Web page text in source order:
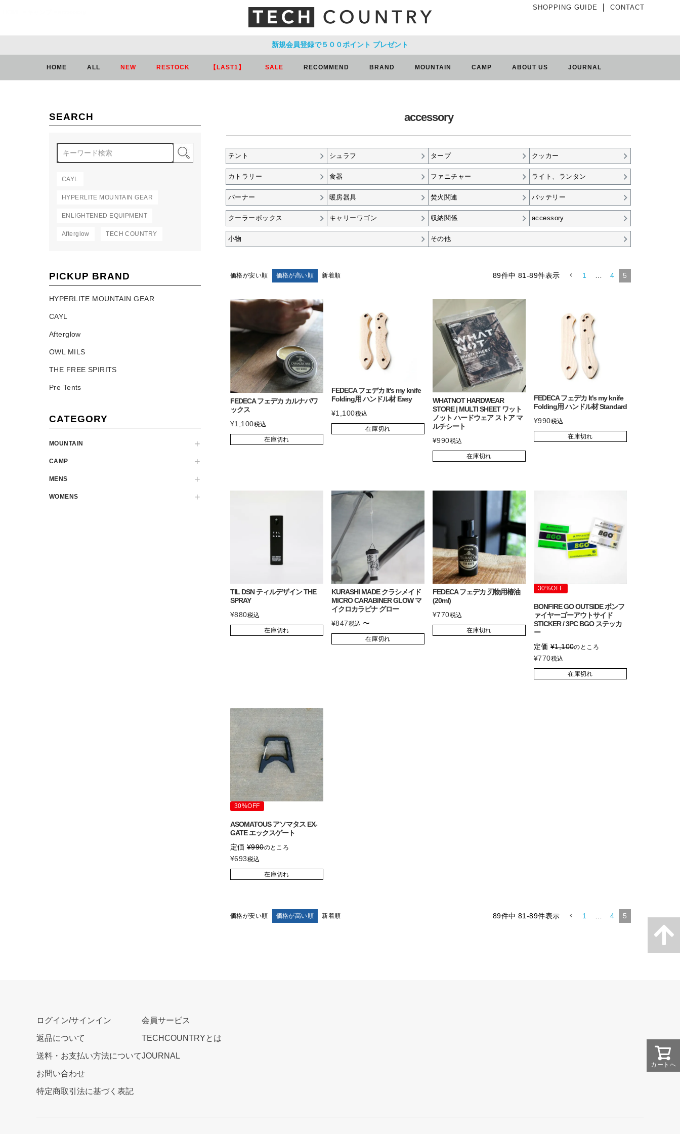
SHOPPING GUIDE CONTACT
新規会員登録で５００ポイント プレゼント
HOME ALL NEW RESTOCK 【LAST1】 SALE RECOMMEND BRAND MOUNTAIN CAMP ABOUT US JOURNAL
SEARCH
CAYL
HYPERLITE MOUNTAIN GEAR
ENLIGHTENED EQUIPMENT
Afterglow TECH COUNTRY
PICKUP BRAND
HYPERLITE MOUNTAIN GEAR
CAYL
Afterglow
OWL MILS
THE FREE SPIRITS
Pre Tents
CATEGORY
MOUNTAIN
CAMP
MENS
WOMENS
accessory
テント シュラフ タープ クッカー
カトラリー 食器 ファニチャー ライト、ランタン
バーナー 暖房器具 焚火関連 バッテリー
クーラーボックス キャリーワゴン 収納関係 accessory
小物 その他
価格が安い順 価格が高い順 新着順 89件中 81 -89件表示 1 4 5
FEDECA フェデカ カルナバワ
ックス
¥1,100税込
在庫切れ
FEDECA フェデカ It's my knife
Folding用 ハンドル材 Easy
¥1,100税込
在庫切れ
WHATNOT HARDWEAR
STORE | MULTI SHEET ワット
ノット ハードウェア ストア マ
ルチシート
¥990税込
在庫切れ
FEDECA フェデカ It's my knife
Folding用 ハンドル材 Standard
¥990税込
在庫切れ
TIL DSN ティルデザイン THE
SPRAY
¥880税込
在庫切れ
KURASHI MADE クラシメイド
MICRO CARABINER GLOW マ
イクロカラビナ グロー
¥847税込 〜
在庫切れ
FEDECA フェデカ 刃物用椿油
(20ml)
¥770税込
在庫切れ
30%OFF
BONFIRE GO OUTSIDE ボンフ
ァイヤーゴーアウトサイド
STICKER / 3PC BGO ステッカ
ー
定価 ¥1,100のところ
¥770税込
在庫切れ
30%OFF
ASOMATOUS アソマタス EX-
GATE エックスゲート
定価 ¥990のところ
¥693税込
在庫切れ
価格が安い順 価格が高い順 新着順 89件中 81 -89件表示 1 4 5
カートへ
ログイン/サインイン
返品について
送料・お支払い方法について
お問い合わせ
特定商取引法に基づく表記
会員サービス
TECHCOUNTRYとは
JOURNAL